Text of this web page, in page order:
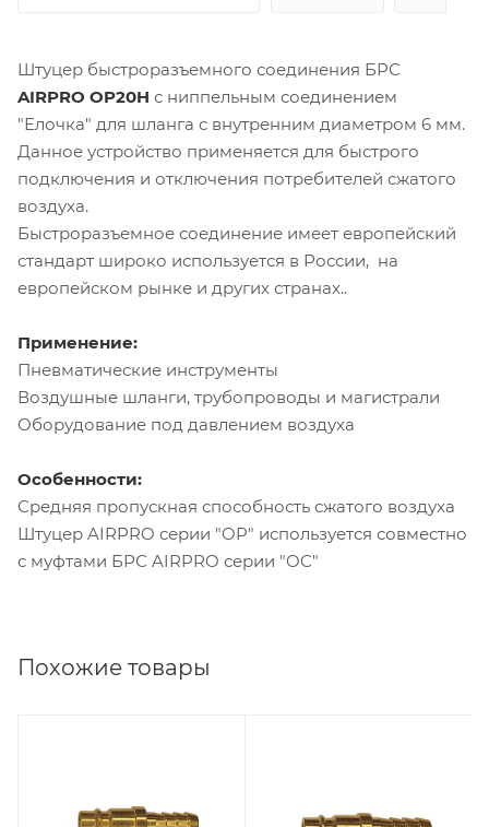
Штуцер быстроразъемного соединения БРС
AIRPRO OP20H с ниппельным соединением
"Елочка" для шланга с внутренним диаметром 6 мм.
Данное устройство применяется для быстрого
подключения и отключения потребителей сжатого
воздуха.
Быстроразъемное соединение имеет европейский
стандарт широко используется в России, на
европейском рынке и других странах..
Применение:
Пневматические инструменты
Воздушные шланги, трубопроводы и магистрали
Оборудование под давлением воздуха
Особенности:
Средняя пропускная способность сжатого воздуха
Штуцер AIRPRO серии "OP" используется совместно
с муфтами БРС AIRPRO серии "OC"
Похожие товары